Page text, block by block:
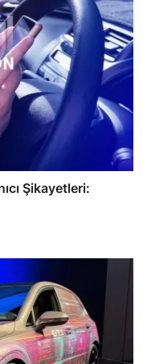
Şikayetleri: